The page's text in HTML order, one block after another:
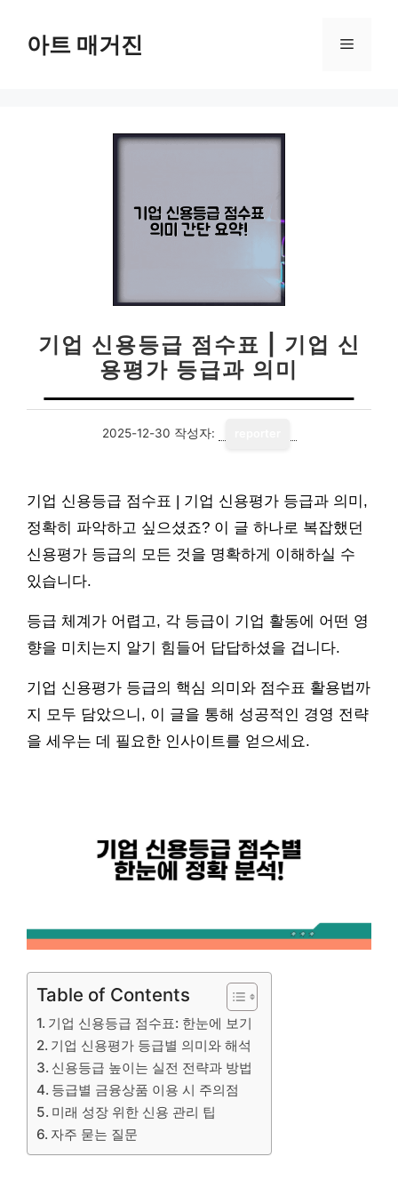
아트 매거진 메
기업 신용등급 점수표 | 기업 신
용평가 등급과 의미
2025-12-30 작성자:
기업 신용등급 점수표 | 기업 신용평가 등급과 의미,
정확히 파악하고 싶으셨죠? 이 글 하나로 복잡했던
신용평가 등급의 모든 것을 명확하게 이해하실 수
있습니다.
등급 체계가 어렵고, 각 등급이 기업 활동에 어떤 영
향을 미치는지 알기 힘들어 답답하셨을 겁니다.
기업 신용평가 등급의 핵심 의미와 점수표 활용법까
지 모두 담았으니, 이 글을 통해 성공적인 경영 전략
을 세우는 데 필요한 인사이트를 얻으세요.
Table of Contents
기업 신용등급 점수표: 한눈에 보기
기업 신용평가 등급별 의미와 해석
신용등급 높이는 실전 전략과 방법
등급별 금융상품 이용 시 주의점
미래 성장 위한 신용 관리 팁
자주 묻는 질문